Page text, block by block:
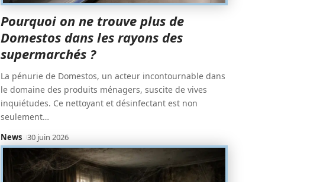
Pourquoi on ne trouve plus de
Domestos dans les rayons des
supermarchés ?
La pénurie de Domestos, un acteur incontournable dans
le domaine des produits ménagers, suscite de vives
inquiétudes. Ce nettoyant et désinfectant est non
seulement…
News 30 juin 2026